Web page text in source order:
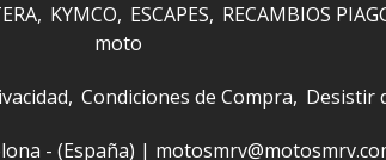
KYMCO ESCAPES RECAMBIOS
moto
Condiciones de Compra Desistir
- (España) |